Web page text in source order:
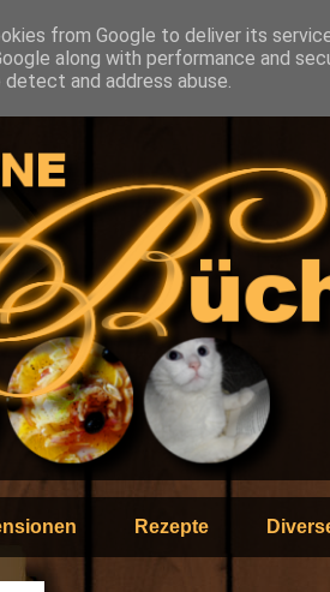
Rezepte
from Google to deliver its
along with performance and
and address abuse.